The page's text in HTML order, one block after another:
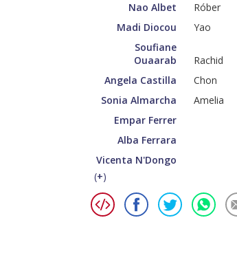
Nao Albet
Róber
Madi Diocou
Yao
Soufiane
Ouaarab
Rachid
Angela Castilla
Chon
Sonia Almarcha
Amelia
Empar Ferrer
Alba Ferrara
Vicenta N'Dongo
(+)